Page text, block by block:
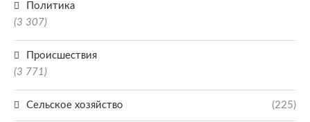
Политика
(3 307)
Происшествия
(3 771)
Сельское хозяйство (225)